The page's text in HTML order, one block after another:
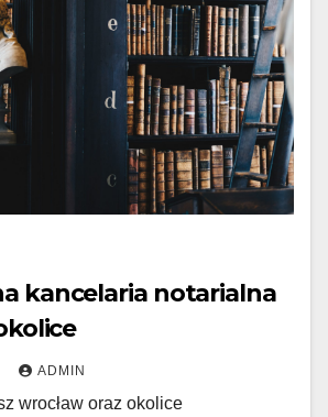
kancelaria notarialna
ADMIN
wrocław oraz okolice